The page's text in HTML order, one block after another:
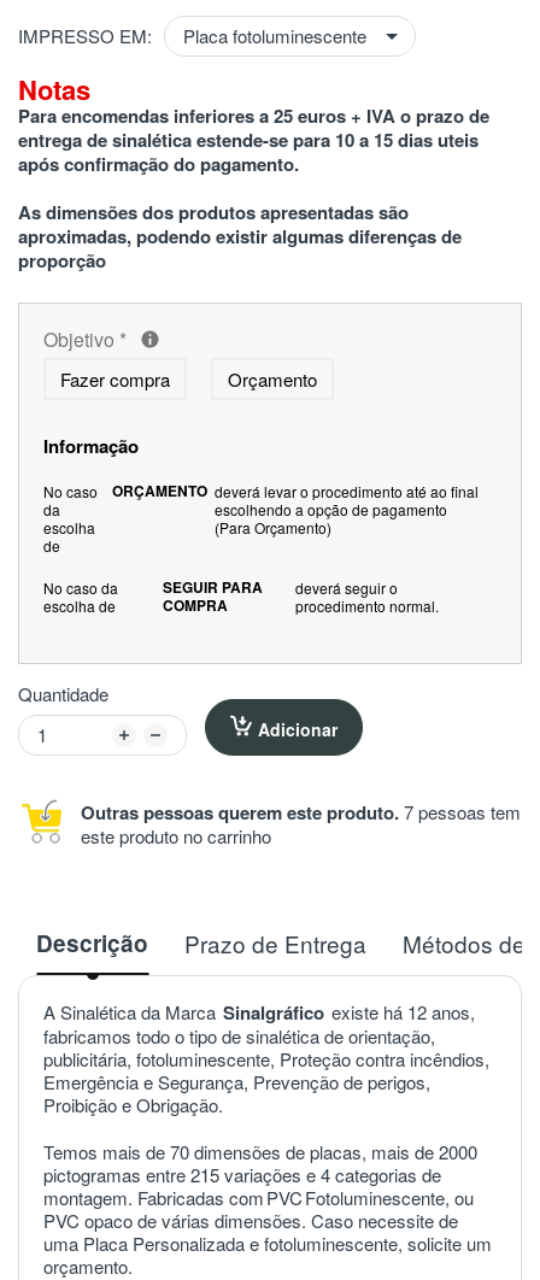
IMPRESSO EM:
Notas
Para encomendas inferiores a 25 euros + IVA o prazo de
entrega de sinalética estende-se para 10 a 15 dias uteis
após confirmação do pagamento.
As dimensões dos produtos apresentadas são
aproximadas, podendo existir algumas diferenças de
proporção
Objetivo *
Fazer compra Orçamento
Informação
No caso
da
escolha
de
ORÇAMENTO deverá levar o procedimento até ao final
escolhendo a opção de pagamento
(Para Orçamento)
No caso da
escolha de
SEGUIR PARA
COMPRA
deverá seguir o
procedimento normal.
Quantidade
Adicionar
Outras pessoas querem este produto.7 pessoas tem
este produto no carrinho
Descrição Prazo de Entrega Métodos de
A Sinalética da Marca Sinalgráfico existe há 12 anos,
fabricamos todo o tipo de sinalética de orientação,
publicitária, fotoluminescente, Proteção contra incêndios,
Emergência e Segurança, Prevenção de perigos,
Proibição e Obrigação.
Temos mais de 70 dimensões de placas, mais de 2000
pictogramas entre 215 variações e 4 categorias de
montagem. Fabricadas comPVCFotoluminescente, ou
PVC opaco de várias dimensões. Caso necessite de
uma Placa Personalizada e fotoluminescente, solicite um
orçamento.